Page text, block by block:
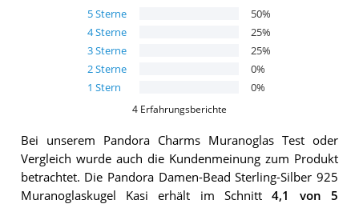
5Sterne 50%
4Sterne 25%
3Sterne 25%
2Sterne 0%
1 Stern 0%
4 Erfahrungsberichte
Bei unserem Pandora Charms MuranoglasTest oder
Vergleich wurde auch die Kundenmeinung zum Produkt
betrachtet. Die Pandora Damen-Bead Sterling-Silber 925
Muranoglaskugel Kasierhält im Schnitt4,1
von 5